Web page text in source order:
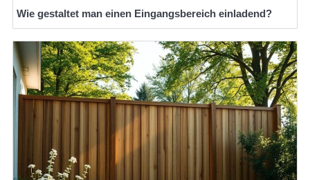
Wie gestaltet man einen Eingangsbereich einladend?